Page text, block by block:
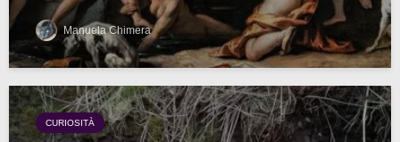
Manuela Chimera
CURIOSITÀ